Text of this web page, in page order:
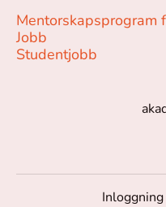
Mentorskapsprogram
Jobb
Studentjobb